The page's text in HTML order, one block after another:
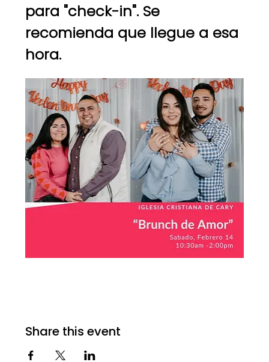
para "check-in". Se
recomienda que llegue a esa
hora.
Share this event